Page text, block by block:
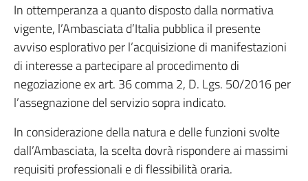
In ottemperanza a quanto disposto dalla normativa
vigente, l’Ambasciata d’Italia pubblica il presente
avviso esplorativo per l’acquisizione di manifestazioni
di interesse a partecipare al procedimento di
negoziazione ex art. 36 comma 2, D. Lgs. 50/2016 per
l’assegnazione del servizio sopra indicato.
In considerazione della natura e delle funzioni svolte
dall’Ambasciata, la scelta dovrà rispondere ai massimi
requisiti professionali e di flessibilità oraria.